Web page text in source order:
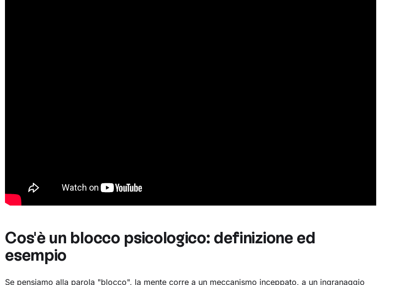
Cos'è un blocco psicologico: definizione ed
esempio
Se pensiamo alla parola "blocco", la mente corre a un meccanismo inceppato, a un ingranaggio